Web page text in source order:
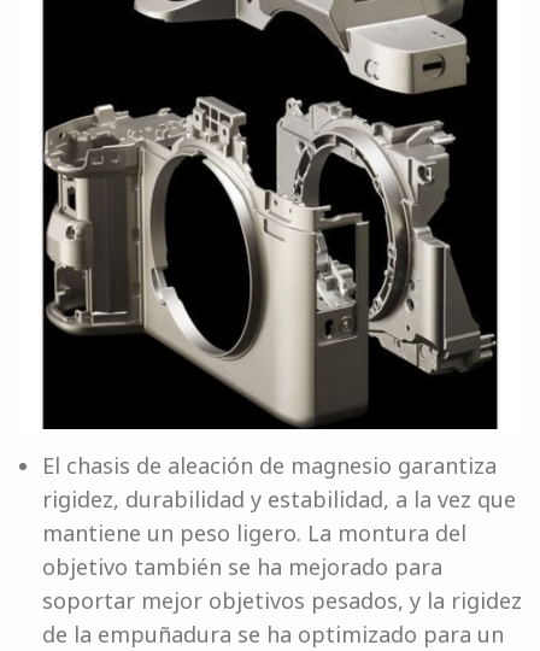
El chasis de aleación de magnesio garantiza
rigidez, durabilidad y estabilidad, a la vez que
mantiene un peso ligero. La montura del
objetivo también se ha mejorado para
soportar mejor objetivos pesados, y la rigidez
de la empuñadura se ha optimizado para un